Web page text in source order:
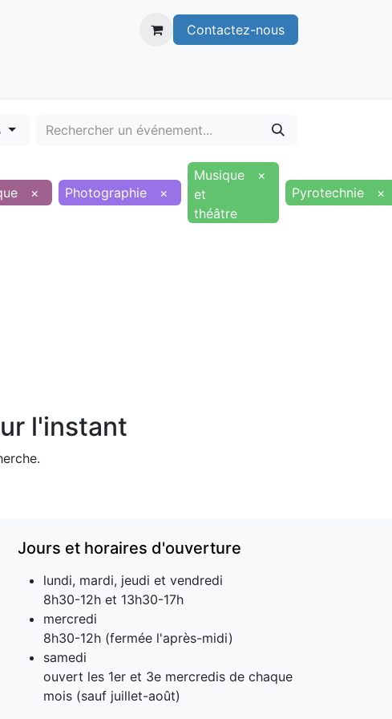
Contactez-nous
× Photographie ×
Musique
et
théâtre
×
Pyrotechnie
×
l'instant
Jours et horaires d'ouverture
lundi, mardi, jeudi et vendredi
8h30-12h et 13h30-17h
mercredi
8h30-12h (fermée l'après-midi)
samedi
ouvert les 1er et 3e mercredis de chaque
mois (sauf juillet-août)